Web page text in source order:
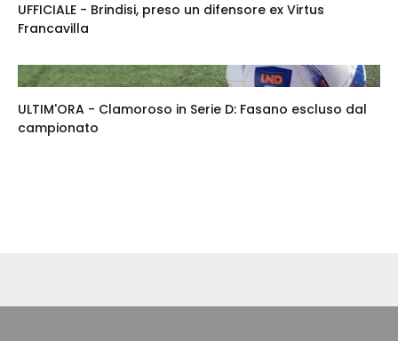
UFFICIALE - Brindisi, preso un difensore ex Virtus
Francavilla
ULTIM'ORA - Clamoroso in Serie D: Fasano escluso dal
campionato